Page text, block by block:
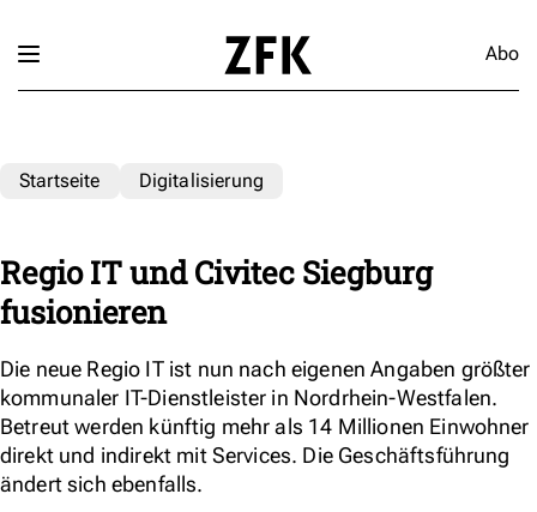
Abo
Startseite Digitalisierung
Regio IT und Civitec Siegburg
fusionieren
Die neue Regio IT ist nun nach eigenen Angaben größter
kommunaler IT-Dienstleister in Nordrhein-Westfalen.
Betreut werden künftig mehr als 14 Millionen Einwohner
direkt und indirekt mit Services. Die Geschäftsführung
ändert sich ebenfalls.